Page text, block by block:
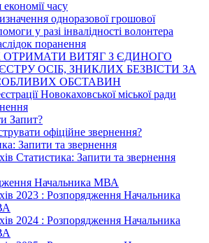
економії часу
одноразової грошової
у разі інвалідності волонтера
поранення
ОТРИМАТИ ВИТЯГ З ЄДИНОГО
ОСІБ, ЗНИКЛИХ БЕЗВІСТИ ЗА
ОБСТАВИН
Новокаховської міської ради
Запит?
офіційне звернення?
Запити та звернення
Статистика: Запити та звернення
Начальника МВА
2023 : Розпорядження Начальника
2024 : Розпорядження Начальника